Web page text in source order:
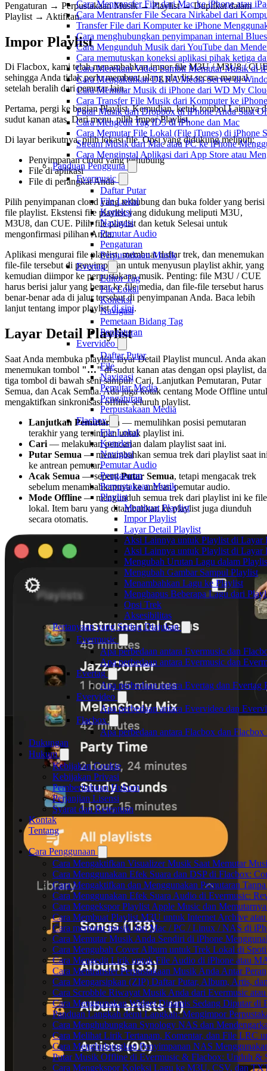
Cara Mentransfer File dari Mac ke iPhone atau
Cara Mentransfer File Secara Nirkabel dari
Transfer File dari Komputer ke iPhone
Cara menghubungkan penyimpanan internal
Cara Mengunduh Musik dari YouTube dan
Cara memutuskan koneksi aplikasi pihak ketiga
Cara Merekam Video Sambil Memutar Musik di
Cara Mengaktifkan DLNA Media Server di
Cara Memutar Musik di iPhone dari WD My
Cara Transfer File Musik dari Komputer ke
Putar Musik dari Dropbox di iPhone Anda Saat
Cara Mengedit Tag ID3 di iPhone dan Mac
Cara Memutar File Lokal (File iTunes) di iPhone
Stream Musik dari Mac atau PC ke iPhone
Cara Menginstal Aplikasi dari App Store atau
Panduan Pengguna
Evermusic
Daftar Putar
File Lokal
Koneksi
Navigasi
Pemutar Audio
Pengaturan
Perpustakaan Musik
Evertag
Editor Tag
File Lokal
Koneksi
Navigasi
Pemetaan Bidang Tag
Pengaturan
Evervideo
Daftar Putar
File
Navigasi
Pemutar Media
Pengaturan
Perpustakaan Media
Flacbox
File Lokal
Koneksi
Navigasi
Pemutar Audio
Pengaturan
Perpustakaan Musik
Playlist
Membuat Playlist
Impor Playlist
Layar Detail Playlist
Aksi Lainnya untuk Playlist di Layar
Aksi Lainnya untuk Playlist di Layar
Mengubah Urutan Lagu dalam
Mengubah Gambar Sampul Playlist
Menambahkan Lagu ke Playlist
Menghapus Beberapa Lagu dari
Opsi Trek
Aksesibilitas
Pertanyaan yang Sering Diajukan
Evermusic
Apa perbedaan antara Evermusic dan
Apa perbedaan antara Evermusic dan
Evertag
Apa perbedaan antara Evertag dan Evertag
Evervideo
Apa perbedaan antara Evervideo dan
Flacbox
Apa perbedaan antara Flacbox dan Flacbox
Dukungan
Hukum
Kebijakan Cookie
Kebijakan Privasi
Pemberitahuan Hukum
Perjanjian Lisensi
Syarat dan Ketentuan
Kontak
Tentang
Cara Penggunaan
Cara Mengaktifkan Visualizer Musik Saat Memutar
Cara Menggunakan Efek Suara dan DSP di Flacbox:
Cara Mengaktifkan dan Menggunakan Pemutaran
Cara Menggunakan Efek Suara Audio di Evermusic:
Cara Mengekspor Playlist Apple Music dan
Cara Membuat Playlist M3U untuk Internet Archive
Cara memutar musik dari Mac / PC / Linux / NAS di
Cara Memutar Musik Anda Sendiri di iPhone
Cara Mengubah Cover Album untuk Trek Lokal di
Cara Mengedit Lirik untuk File Audio di iPhone atau
Cara Mentransfer Perpustakaan Musik Anda Antar
Cara Mengarsipkan (ZIP) Daftar Putar, Album, Artis,
Cara Scrobble Riwayat Musik Anda dari Evermusic
Cara Menggunakan Widget Dinamis Sedang Diputar
Panduan Langkah demi Langkah: Mengimpor
Cara Menghubungkan Synology NAS dan
Cara Melihat Lirik Tertanam, Komentar, dan File LRC
Cara Menghubungkan Penyimpanan NAS
Putar Musik Offline di Evermusic & Flacbox: Unduh &
Cara Mengekspor Koleksi Lagu ke M3U, CSV, dan
Pengaturan → Perpustakaan Musik → Playlist → Duplikat dalam
Playlist → Aktifkan.
Impor Playlist
Di Flacbox, kami telah menambahkan impor file M3U / M3U8 /
sehingga Anda tidak perlu membuat ulang playlist secara manual
setelah beralih dari pemutar lain.
Pertama, pergi ke bagian Playlist. Kemudian, ketuk tombol Lainnya
sudut kanan atas. Dari menu, pilih Impor Playlist.
Di layar berikutnya, pilih lokasi file. Opsi yang didukung meliputi:
Penyimpanan cloud yang terhubung
File di aplikasi
File di perangkat Anda
Pilih penyimpanan cloud yang terhubung dan buka folder yang berisi
file playlist. Ekstensi file playlist yang didukung meliputi M3U,
M3U8, dan CUE. Pilih file playlist dan ketuk Selesai untuk
mengonfirmasi pilihan Anda.
Aplikasi mengurai file playlist, membuat daftar trek, dan menemukan
file-file tersebut di penyimpanan untuk menyusun playlist akhir, yang
kemudian diimpor ke perpustakaan musik. Penting: file M3U / CUE
harus berisi jalur yang benar ke file media, dan file-file tersebut harus
benar-benar ada di jalur tersebut di penyimpanan Anda. Baca lebih
lanjut tentang impor playlistdi sini.
Layar Detail Playlist
Saat Anda membuka playlist, layar Detail Playlist muncul. Anda akan
menemukan tombol "…"di sudut kanan atas dengan opsi playlist,
tiga tombol di bawah seni sampul: Cari, Lanjutkan Pemutaran, Putar
Semua, dan Acak Semua. Ada juga kotak centang Mode Offline
mengaktifkan sinkronisasi offline seluruh playlist.
Lanjutkan Pemutaran — memulihkan posisi pemutaran
terakhir yang tersimpan untuk playlist ini.
Cari — melakukan pencarian dalam playlist saat ini.
Putar Semua — menambahkan semua trek dari playlist saat
ke antrean pemutar.
Acak Semua — sepertiPutar Semua, tetapi mengacak trek
sebelum menambahkannya ke antrean pemutar audio.
Mode Offline — mengunduh semua trek dari playlist ini ke file
lokal. Item baru yang ditambahkan ke playlist juga diunduh
secara otomatis.